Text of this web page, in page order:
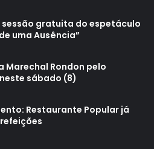
sessão gratuita do espetáculo
uma Ausência”
Marechal Rondon pelo
sábado (8)
Restaurante Popular já
refeições